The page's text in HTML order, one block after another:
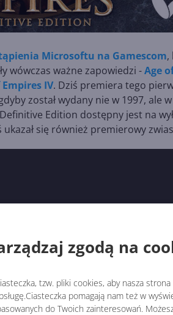
zgodą na
tzw. pliki cookies, aby nasza strona
pomagają nam też w
do Twoich zainteresowań.
Microsoftu na Gamescom,
wówczas ważne zapowiedzi -Age
IV. Dziś premiera tego
został wydany nie w 1997, ale
Edition dostępny jest na
się również premierowy